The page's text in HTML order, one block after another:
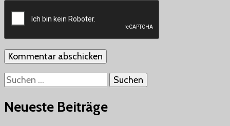
Suchen
nach:
Neueste Beiträge